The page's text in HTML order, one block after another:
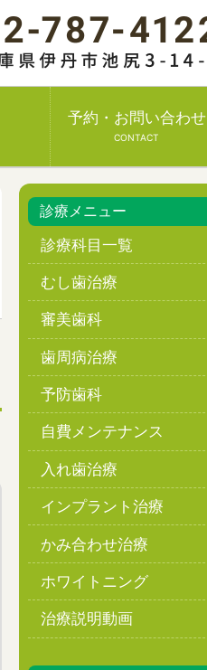
予約・お問い合わせ
CONTACT
診療メニュー
診療科目一覧
むし歯治療
審美歯科
歯周病治療
予防歯科
自費メンテナンス
入れ歯治療
インプラント治療
かみ合わせ治療
ホワイトニング
治療説明動画